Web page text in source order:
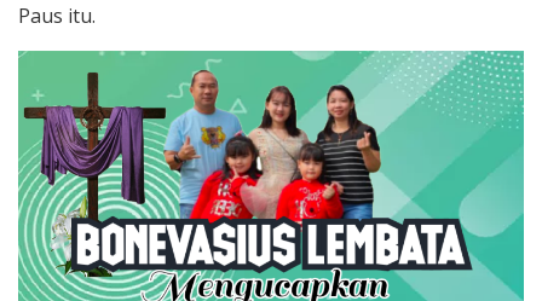
Paus itu.